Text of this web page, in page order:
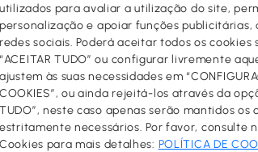
utilizados para avaliar a utilização do site,
personalização e apoiar funções publicitárias,
redes sociais. Poderá aceitar todos os cookies
“ACEITAR TUDO” ou configurar livremente
ajustem às suas necessidades em
COOKIES”, ou ainda rejeitá-los através da
TUDO”, neste caso apenas serão mantidos os
estritamente necessários. Por favor, consulte
Cookies para mais detalhes: POLÍTICA DE